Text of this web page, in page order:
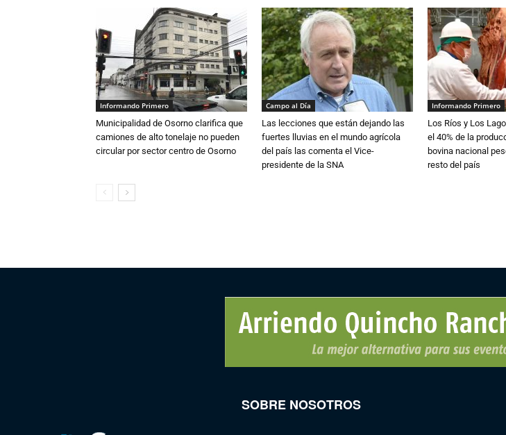
Informando Primero
Municipalidad de Osorno clarifica que
camiones de alto tonelaje no pueden
circular por sector centro de Osorno
Campo al Día
Las lecciones que están dejando las
fuertes lluvias en el mundo agrícola
del país las comenta el Vice-
presidente de la SNA
Informando Primero
Los Ríos y Los
el 40% de la
bovina nacional
resto del país
SOBRE NOSOTROS